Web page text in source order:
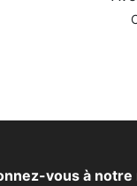
vous à notre